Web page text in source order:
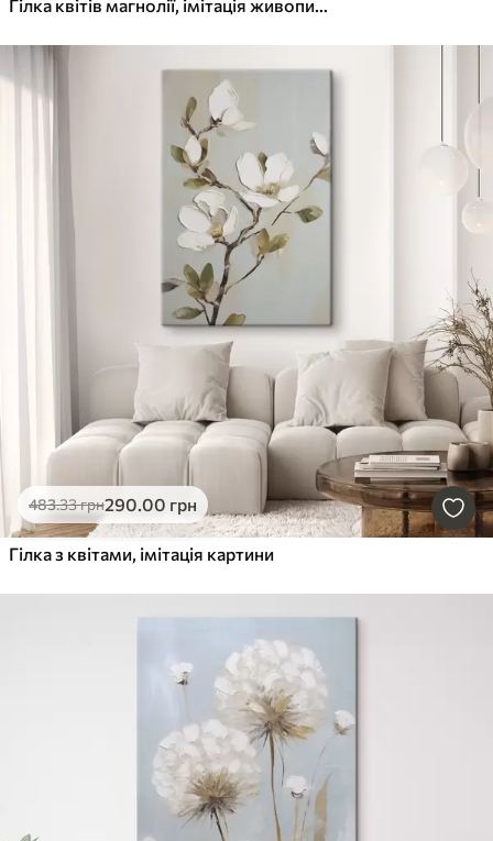
Гілка квітів магнолії, імітація живопису
483.33грн290.00 грн
Гілка з квітами, імітація картини